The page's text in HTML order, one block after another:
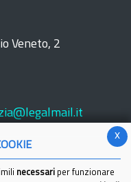
Veneto, 2
x
necessari per funzionare